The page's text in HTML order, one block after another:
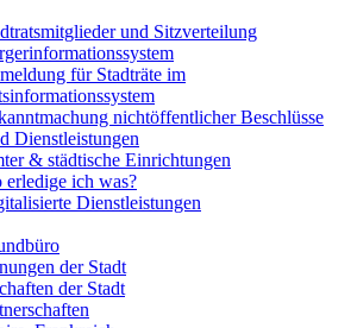
und Sitzverteilung
für Stadträte im
nichtöffentlicher Beschlüsse
Dienstleistungen
& städtische Einrichtungen
erledige ich was?
Dienstleistungen
der Stadt
der Stadt